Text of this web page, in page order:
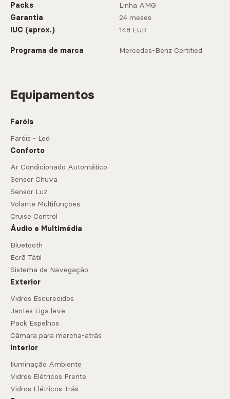
Packs
Linha AMG
Garantia
24 meses
IUC (aprox.)
148 EUR
Programa de marca Mercedes-Benz Certified
Equipamentos
Faróis
Faróis - Led
Conforto
Ar Condicionado Automático
Sensor Chuva
Sensor Luz
Volante Multifunções
Cruise Control
Áudio e Multimédia
Bluetooth
Ecrã Tátil
Sistema de Navegação
Exterior
Vidros Escurecidos
Jantes Liga leve
Pack Espelhos
Câmara para marcha-atrás
Interior
Iluminação Ambiente
Vidros Elétricos Frente
Vidros Elétricos Trás